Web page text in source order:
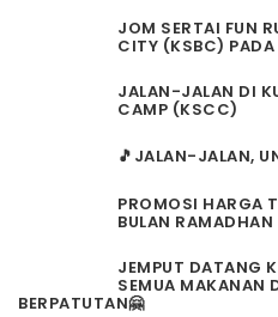
JOM SERTAI FUN
CITY (KSBC) PADA
JALAN-JALAN DI
CAMP (KSCC)
🎵JALAN-JALAN,
PROMOSI HARGA
BULAN
JEMPUT DATANG
SEMUA MAKANAN
BERPATUTAN🤗